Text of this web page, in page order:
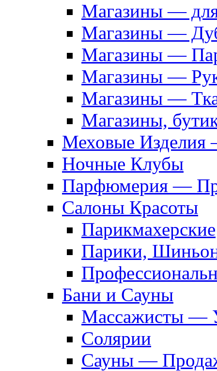
Магазины —
Магазины —
Магазины —
Магазины —
Магазины —
Магазины,
Меховые Изделия
Ночные Клубы
Парфюмерия —
Салоны Красоты
Парикмахерские
Парики,
Бани и Сауны
Массажисты —
Солярии
Сауны —